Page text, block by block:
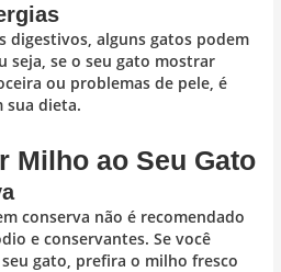
digestivos, alguns gatos podem
seja, se o seu gato mostrar
ou problemas de pele, é
sua dieta.
Milho ao Seu Gato
conserva não é recomendado
e conservantes. Se você
gato, prefira o milho fresco